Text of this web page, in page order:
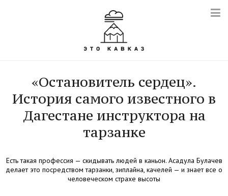
«Остановитель сердец».
История самого известного в
Дагестане инструктора на
тарзанке
Есть такая профессия — скидывать людей в каньон. Асадула Булачев
делает это посредством тарзанки, зиплайна, качелей — и знает все о
человеческом страхе высоты